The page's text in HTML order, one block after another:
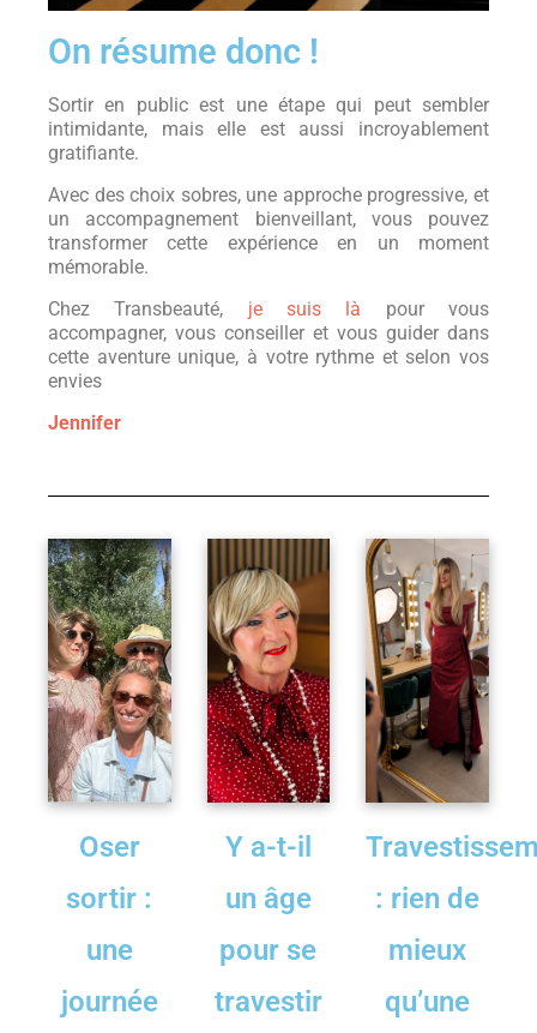
On résume donc !
Sortir en public est une étape qui peut sembler
intimidante, mais elle est aussi incroyablement
gratifiante.
Avec des choix sobres, une approche progressive, et
un accompagnement bienveillant, vous pouvez
transformer cette expérience en un moment
mémorable.
Chez Transbeauté, je suis là pour vous
accompagner, vous conseiller et vous guider dans
cette aventure unique, à votre rythme et selon vos
envies
Jennifer
Oser
sortir :
une
journée
Y a-t-il
un âge
pour se
travestir
: rien de
mieux
qu’une